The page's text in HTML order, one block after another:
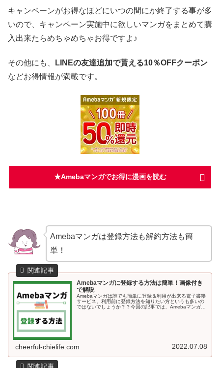
キャンペーンがお得なほどにいつの間にか終了する事が多
いので、キャンペーン実施中に欲しいマンガをまとめて購
入出来たらめちゃめちゃお得ですよ♪
その他にも、
LINEの友達追加で貰える10％OFFクーポン
などお得情報が満載です。
★Amebaマンガでお得に漫画を読む
Amebaマンガは登録方法も解約方法も簡
単！
Amebaマンガに登録する方法は簡単！画像付き
で解説
Amebaマンガは誰でも簡単に登録＆利用が出来る電子書籍
サービス。利用前に登録方法を知りたい方というも多いの
ではないでしょうか？？今回の記事では、Amebaマンガに
cheerful-chielife.com 2022.07.08